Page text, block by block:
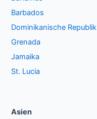
Barbados
Dominikanische Republik
Grenada
Jamaika
St. Lucia
Asien